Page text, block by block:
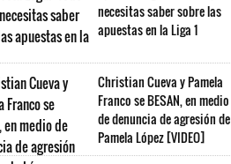
necesitas saber sobre las
apuestas en la Liga 1
Christian Cueva y Pamela
Franco se BESAN, en medio
de denuncia de agresión de
Pamela López [VIDEO]